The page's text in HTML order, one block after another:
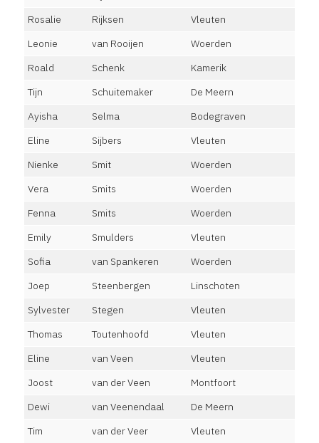
Rosalie
Rijksen
Vleuten
Leonie
van Rooijen
Woerden
Roald
Schenk
Kamerik
Tijn
Schuitemaker
De Meern
Ayisha
Selma
Bodegraven
Eline
Sijbers
Vleuten
Nienke
Smit
Woerden
Vera
Smits
Woerden
Fenna
Smits
Woerden
Emily
Smulders
Vleuten
Sofia
van Spankeren
Woerden
Joep
Steenbergen
Linschoten
Sylvester
Stegen
Vleuten
Thomas
Toutenhoofd
Vleuten
Eline
van Veen
Vleuten
Joost
van der Veen
Montfoort
Dewi
van Veenendaal
De Meern
Tim
van der Veer
Vleuten